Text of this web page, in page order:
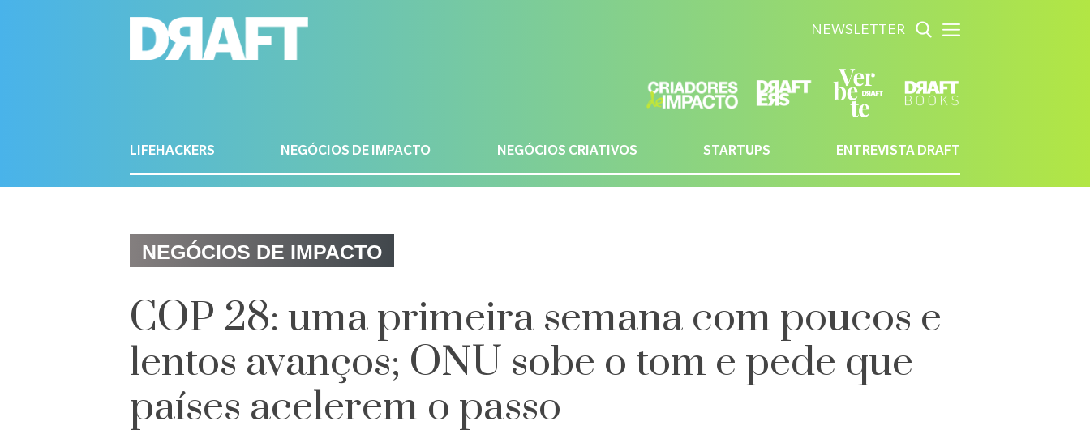
NEWSLETTER
LIFEHACKERS NEGÓCIOS DE IMPACTO NEGÓCIOS CRIATIVOS STARTUPS ENTREVISTA DRAFT
NEGÓCIOS DE IMPACTO
COP 28: uma primeira semana com poucos e
lentos avanços; ONU sobe o tom e pede que
países acelerem o passo